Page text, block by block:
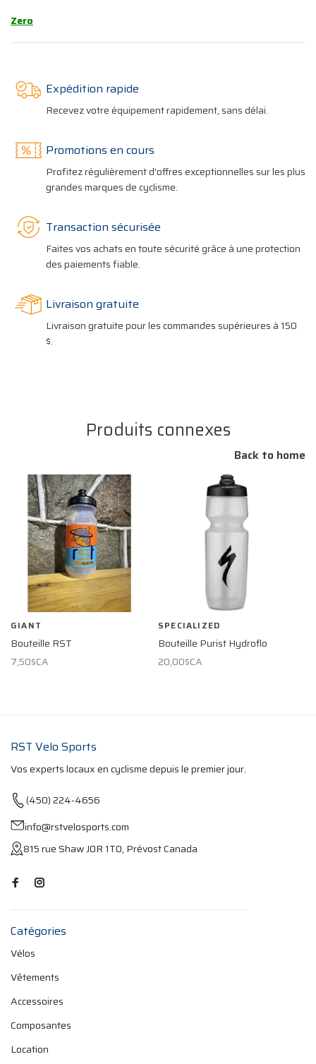
Zero
Expédition rapide
Recevez votre équipement rapidement, sans délai.
Promotions en cours
Profitez régulièrement d'offres exceptionnelles sur les plus
grandes marques de cyclisme.
Transaction sécurisée
Faites vos achats en toute sécurité grâce à une protection
des paiements fiable.
Livraison gratuite
Livraison gratuite pour les commandes supérieures à 150
$.
Produits connexes
Back to home
GIANT
Bouteille RST
7,50$CA
SPECIALIZED
Bouteille Purist Hydroflo
20,00$CA
RST Velo Sports
Vos experts locaux en cyclisme depuis le premier jour.
(450) 224-4656
info@rstvelosports.com
815 rue Shaw J0R 1T0, Prévost Canada
Catégories
Vélos
Vêtements
Accessoires
Composantes
Location